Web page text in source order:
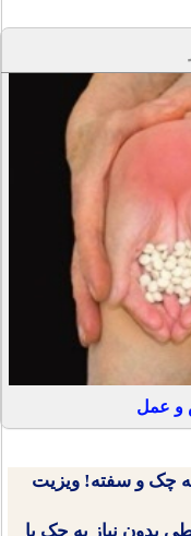
و عمل
به چک و سفته! ویزیت
بدون نیاز به چک یا